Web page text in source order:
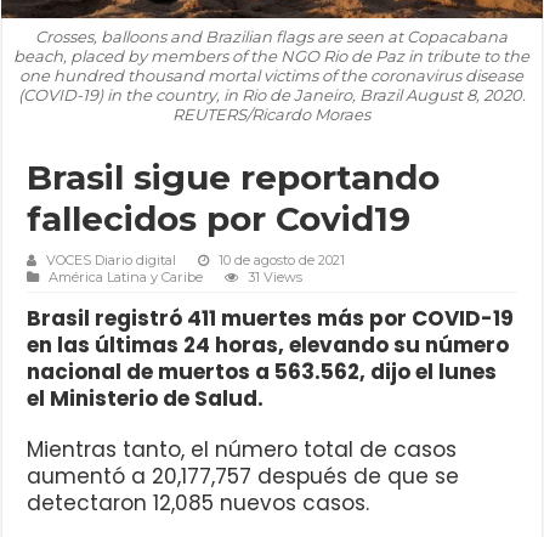
Crosses, balloons and Brazilian flags are seen at Copacabana
beach, placed by members of the NGO Rio de Paz in tribute to the
one hundred thousand mortal victims of the coronavirus disease
(COVID-19) in the country, in Rio de Janeiro, Brazil August 8, 2020.
REUTERS/Ricardo Moraes
Brasil sigue reportando
fallecidos por Covid19
VOCES Diario digital
10 de agosto de 2021
América Latina y Caribe
31 Views
Brasil registró 411 muertes más por COVID-19
en las últimas 24 horas, elevando su número
nacional de muertos a 563.562, dijo el lunes
el Ministerio de Salud.
Mientras tanto, el número total de casos
aumentó a 20,177,757 después de que se
detectaron 12,085 nuevos casos.